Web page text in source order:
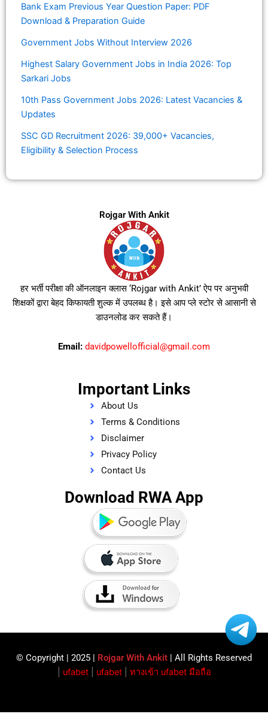
Bank Exam Previous Year Question Paper: PDF
Download & Preparation Guide
Government Jobs Without Interview 2026
Highest Salary Government Jobs in India 2026: Top
Sarkari Jobs
10th Pass Government Jobs 2026: Latest Vacancies &
Updates
SSC GD Recruitment 2026: 39,000+ Vacancies,
Eligibility & Selection Process
Rojgar With Ankit
हर भर्ती परीक्षा की ऑनलाइन क्लास ‘Rojgar with Ankit’ ऐप पर अनुभवी
शिक्षकों द्वारा बेहद किफायती शुल्क में उपलब्ध है। इसे आप प्ले स्टोर से आसानी से
डाउनलोड कर सकते हैं।
Email: davidpowellofficial@gmail.com
Important Links
About Us
Terms & Conditions
Disclaimer
Privacy Policy
Contact Us
Download RWA App
© Copyright | 2025 | Rojgar With Ankit | All Rights Reserved​
ufabet| ufabet| ทางเข้า ufabet มือถือ